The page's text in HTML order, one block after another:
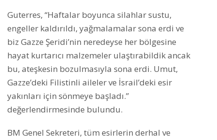
Guterres, “Haftalar boyunca silahlar sustu,
engeller kaldırıldı, yağmalamalar sona erdi ve
biz Gazze Şeridi’nin neredeyse her bölgesine
hayat kurtarıcı malzemeler ulaştırabildik ancak
bu, ateşkesin bozulmasıyla sona erdi. Umut,
Gazze’deki Filistinli aileler ve İsrail’deki esir
yakınları için sönmeye başladı.”
değerlendirmesinde bulundu.
BM Genel Sekreteri, tüm esirlerin derhal ve